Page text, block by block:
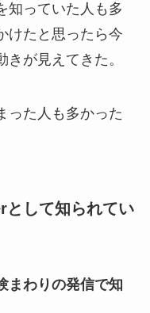
知っていた人も多
けたと思ったら今
が見えてきた。
った人も多かった
として知られてい
まわりの発信で知